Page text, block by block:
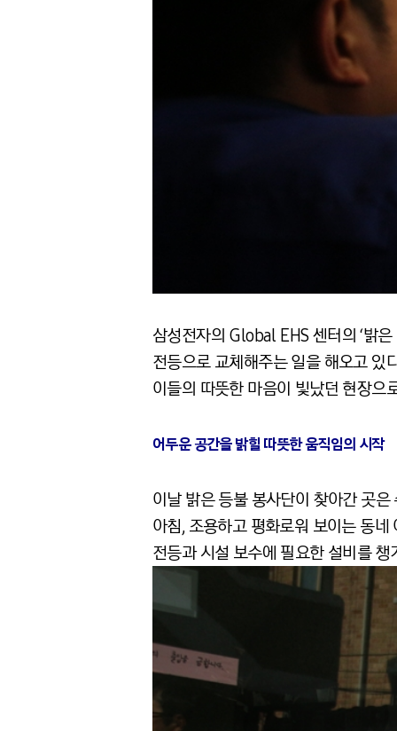
삼성전자의 Global EHS 센터의 ‘밝
전등으로 교체해주는 일을 해오고 있
이들의 따뜻한 마음이 빛났던 현장으
어두운 공간을 밝힐 따뜻한 움직임의 시작
이날 밝은 등불 봉사단이 찾아간 곳
아침, 조용하고 평화로워 보이는 동
전등과 시설 보수에 필요한 설비를